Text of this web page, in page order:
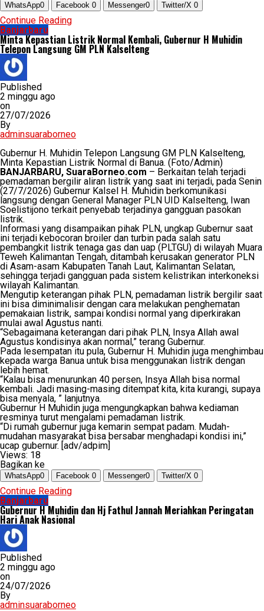
WhatsApp0 Facebook 0 Messenger0 Twitter/X 0
Continue Reading
Banjarbaru
Minta Kepastian Listrik Normal Kembali, Gubernur H Muhidin
Telepon Langsung GM PLN Kalselteng
Published
2 minggu ago
on
27/07/2026
By
adminsuaraborneo
Gubernur H. Muhidin Telepon Langsung GM PLN Kalselteng,
Minta Kepastian Listrik Normal di Banua. (Foto/Admin)
BANJARBARU, SuaraBorneo.com – Berkaitan telah terjadi
pemadaman bergilir aliran listrik yang saat ini terjadi, pada Senin
(27/7/2026) Gubernur Kalsel H. Muhidin berkomunikasi
langsung dengan General Manager PLN UID Kalselteng, Iwan
Soelistijono terkait penyebab terjadinya gangguan pasokan
listrik.
Informasi yang disampaikan pihak PLN, ungkap Gubernur saat
ini terjadi kebocoran broiler dan turbin pada salah satu
pembangkit listrik tenaga gas dan uap (PLTGU) di wilayah Muara
Teweh Kalimantan Tengah, ditambah kerusakan generator PLN
di Asam-asam Kabupaten Tanah Laut, Kalimantan Selatan,
sehingga terjadi gangguan pada sistem kelistrikan interkoneksi
wilayah Kalimantan.
Mengutip keterangan pihak PLN, pemadaman listrik bergilir saat
ini bisa diminimalisir dengan cara melakukan penghematan
pemakaian listrik, sampai kondisi normal yang diperkirakan
mulai awal Agustus nanti.
“Sebagaimana keterangan dari pihak PLN, Insya Allah awal
Agustus kondisinya akan normal,” terang Gubernur.
Pada lesempatan itu pula, Gubernur H. Muhidin juga menghimbau
kepada warga Banua untuk bisa menggunakan listrik dengan
lebih hemat.
“Kalau bisa menurunkan 40 persen, Insya Allah bisa normal
kembali. Jadi masing-masing ditempat kita, kita kurangi, supaya
bisa menyala, ” lanjutnya.
Gubernur H Muhidin juga mengungkapkan bahwa kediaman
resminya turut mengalami pemadaman listrik.
“Di rumah gubernur juga kemarin sempat padam. Mudah-
mudahan masyarakat bisa bersabar menghadapi kondisi ini,”
ucap gubernur. [adv/adpim]
Views: 18
Bagikan ke
WhatsApp0 Facebook 0 Messenger0 Twitter/X 0
Continue Reading
Banjarbaru
Gubernur H Muhidin dan Hj Fathul Jannah Meriahkan Peringatan
Hari Anak Nasional
Published
2 minggu ago
on
24/07/2026
By
adminsuaraborneo